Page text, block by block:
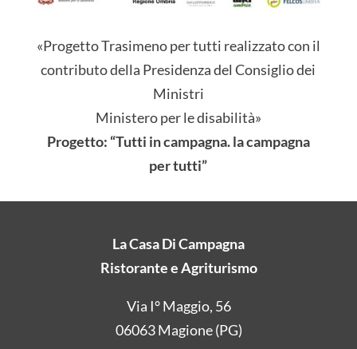
«Progetto Trasimeno per tutti realizzato con il
contributo della Presidenza del Consiglio dei
Ministri
Ministero per le disabilità»
Progetto: “Tutti in campagna. la campagna
per tutti”
La Casa Di Campagna
Ristorante e Agriturismo
Via I° Maggio, 56
06063 Magione (PG)